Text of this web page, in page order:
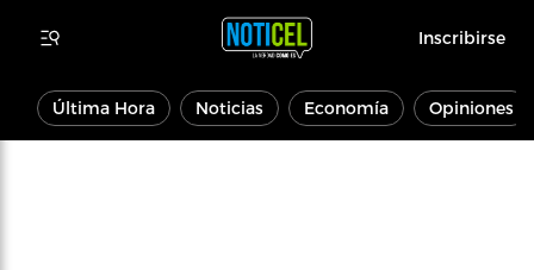
Inscribirse
Última Hora Noticias Economía Opiniones